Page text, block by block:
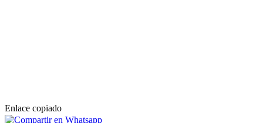
Enlace copiado